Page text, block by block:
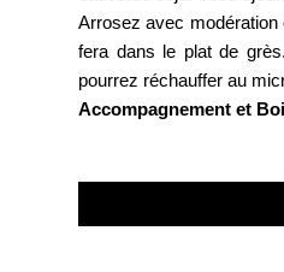
Arrosez avec
fera dans le plat de
pourrez réchauffer au
Accompagnement et